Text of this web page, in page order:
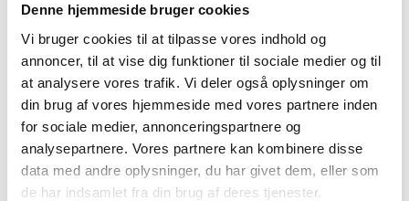
Denne hjemmeside bruger cookies
Vi bruger cookies til at tilpasse vores indhold og
annoncer, til at vise dig funktioner til sociale medier og til
at analysere vores trafik. Vi deler også oplysninger om
din brug af vores hjemmeside med vores partnere inden
for sociale medier, annonceringspartnere og
analysepartnere. Vores partnere kan kombinere disse
data med andre oplysninger, du har givet dem, eller som
de har indsamlet fra din brug af deres tjenester.
Fremmøde registrering
Lorem ipsum dolor sit amet, consectetur adipiscing elit. Ut elit
tellus, luctus nec ullamcorper mattis, pulvinar dapibus leo.
Forældre sammtykke
Lorem ipsum dolor sit amet, consectetur adipiscing elit. Ut elit
tellus, luctus nec ullamcorper mattis, pulvinar dapibus leo.
Indbygget tutorials
Lorem ipsum dolor sit amet, consectetur adipiscing elit. Ut elit
tellus, luctus nec ullamcorper mattis, pulvinar dapibus leo.
UngStock